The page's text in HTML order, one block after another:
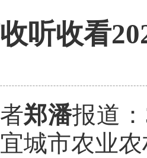
听收看
郑潘报道
城市农业